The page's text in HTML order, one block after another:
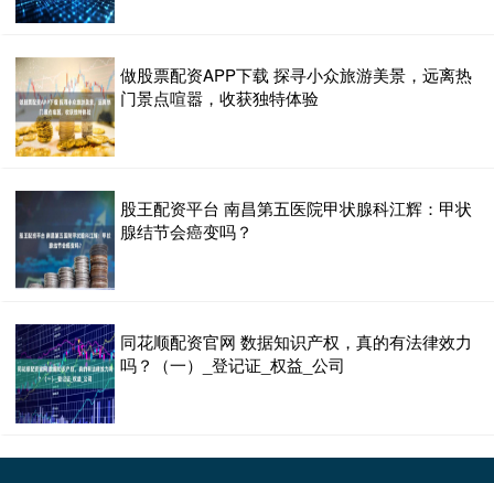
做股票配资APP下载 探寻小众旅游美景，远离热
门景点喧嚣，收获独特体验
股王配资平台 南昌第五医院甲状腺科江辉：甲状
腺结节会癌变吗？
同花顺配资官网 数据知识产权，真的有法律效力
吗？（一）_登记证_权益_公司